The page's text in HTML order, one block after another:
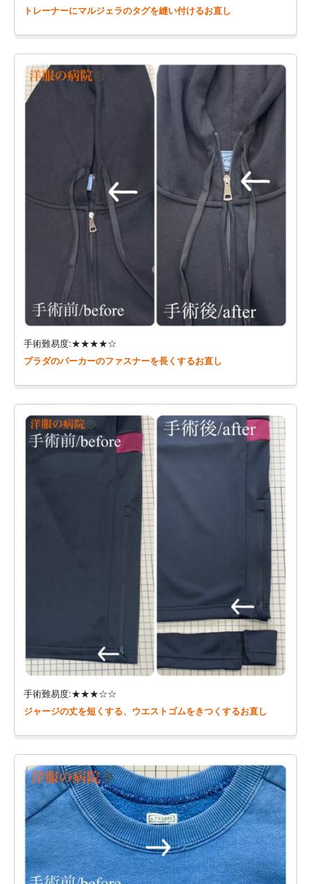
トレーナーにマルジェラのタグを縫い付けるお直し
手術難易度:★★★★☆
プラダのパーカーのファスナーを長くするお直し
手術難易度:★★★☆☆
ジャージの丈を短くする、ウエストゴムをきつくするお直し